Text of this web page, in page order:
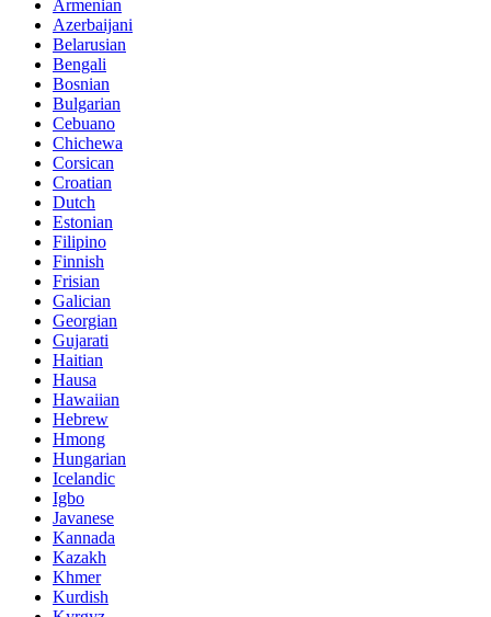
Armenian
Azerbaijani
Belarusian
Bengali
Bosnian
Bulgarian
Cebuano
Chichewa
Corsican
Croatian
Dutch
Estonian
Filipino
Finnish
Frisian
Galician
Georgian
Gujarati
Haitian
Hausa
Hawaiian
Hebrew
Hmong
Hungarian
Icelandic
Igbo
Javanese
Kannada
Kazakh
Khmer
Kurdish